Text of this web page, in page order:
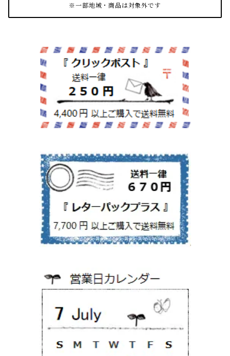
※一部地域・商品は対象外です